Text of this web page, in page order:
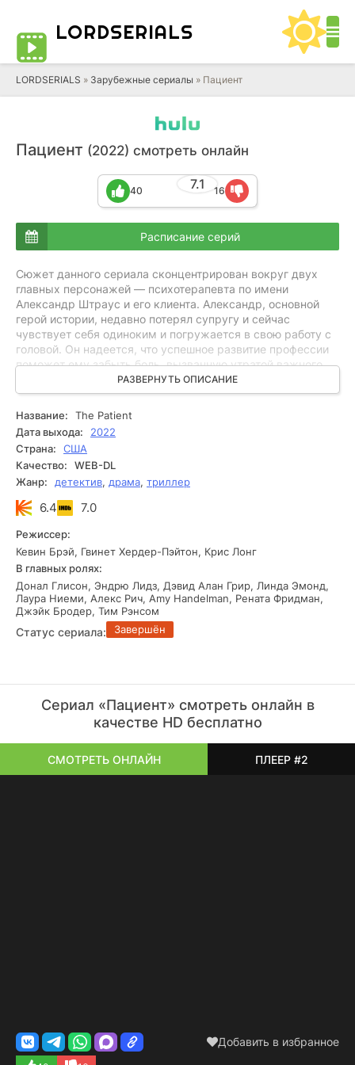
LORDSERIALS
LORDSERIALS » Зарубежные сериалы » Пациент
Пациент (2022) смотреть онлайн
7.1
40 16
Расписание серий
Сюжет данного сериала сконцентрирован вокруг двух
главных персонажей — психотерапевта по имени
Александр Штраус и его клиента. Александр, основной
герой истории, недавно потерял супругу и сейчас
чувствует себя одиноким и погружается в свою работу с
головой. Он надеется, что успешное развитие профессии
поможет ему забыть боль, вызванную утратой важного
для него человека. Протагонист и не подозревал о том,
какое знакомство с ним связано в его недавнем прошлом.
Итак, наступает момент, когда его пациентом становится
экстремистскими взглядами. Уверенный, что Александр
поможет ему побороть свою склонность к насилию и
убийствам, этот клиент берет психотерапевта в
заложники. Жизнь Штрауса превращается в самый
непростой сеанс, с которым ему приходилось
сталкиваться. К чему все это приведет и что судьба
готовит для него дальше — остается загадкой, доступной
лишь этому маньяку.
РАЗВЕРНУТЬ ОПИСАНИЕ
Название:
The Patient
Дата выхода:
2022
Страна:
США
Качество:
WEB-DL
Жанр:
детектив, драма, триллер
6.4 7.0
Режиссер:
Кевин Брэй, Гвинет Хердер-Пэйтон, Крис Лонг
В главных ролях:
Донал Глисон, Эндрю Лидз, Дэвид Алан Грир, Линда Эмонд,
Лаура Ниеми, Алекс Рич, Amy Handelman, Рената Фридман,
Джэйк Бродер, Тим Рэнсом
Статус сериала: Завершён
Сериал «Пациент» смотреть онлайн в
качестве HD бесплатно
СМОТРЕТЬ ОНЛАЙН ПЛЕЕР #2
Добавить в избранное